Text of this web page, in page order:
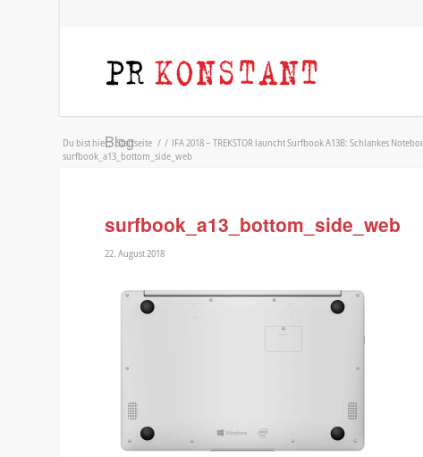
Blog
Du bist hier: Startseite / / IFA 2018 – TREKSTOR launcht Surfbook A13B: Schlankes
surfbook_a13_bottom_side_web
surfbook_a13_bottom_side_web
22. August 2018